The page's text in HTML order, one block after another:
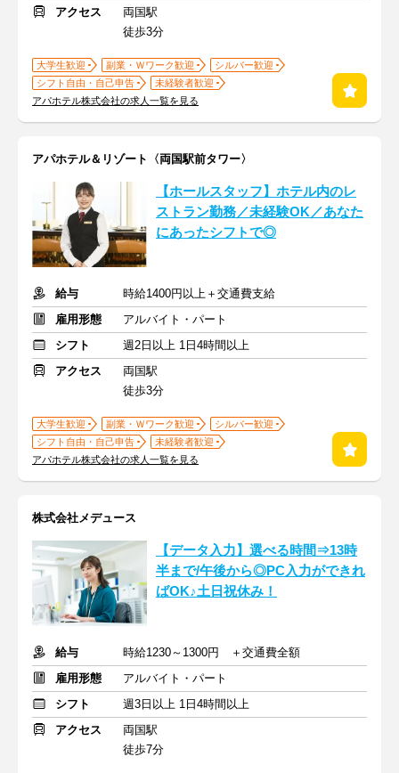
アクセス
両国駅
徒歩3分
大学生歓迎 副業・Ｗワーク歓迎
シルバー歓迎
シフト自由・自己申告
未経験者歓迎
アパホテル株式会社の求人一覧を見る
アパホテル＆リゾート〈両国駅前タワー〉
【ホールスタッフ】ホテル内のレ
ストラン勤務／未経験OK／あなた
にあったシフトで◎
給与
時給1400円以上＋交通費支給
雇用形態
アルバイト・パート
シフト
週2日以上 1日4時間以上
アクセス
両国駅
徒歩3分
大学生歓迎 副業・Ｗワーク歓迎
シルバー歓迎
シフト自由・自己申告
未経験者歓迎
アパホテル株式会社の求人一覧を見る
株式会社メデュース
【データ入力】選べる時間⇒13時
半まで/午後から◎PC入力ができれ
ばOK♪土日祝休み！
給与
時給1230～1300円 ＋交通費全額
雇用形態
アルバイト・パート
シフト
週3日以上 1日4時間以上
アクセス
両国駅
徒歩7分